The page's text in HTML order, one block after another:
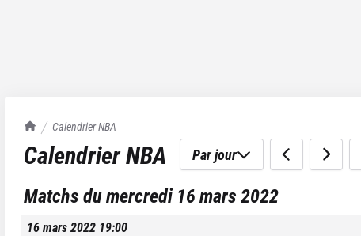
TrashTalk Actu NBA
Calendrier NBA
Calendrier NBA Par jour
Matchs du mercredi 16 mars 2022
16 mars 2022 19:00